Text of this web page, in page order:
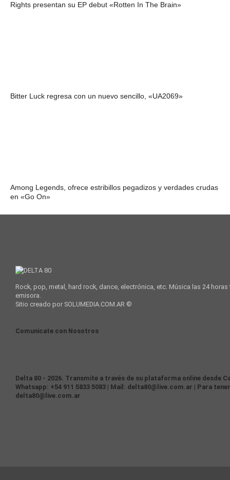
Rights presentan su EP debut «Rotten In The Brain»
Bitter Luck regresa con un nuevo sencillo, «UA2069»
Among Legends, ofrece estribillos pegadizos y verdades crudas
en «Go On»
Rock, pop, metal, hard rock, dance, electrónica, etc. Música las 24
emisora.
Sitio creado por SOLUMEDIA.COM.AR ©
Comunicate con Nosotros
Delta 80 - 2026. Transmite a través de su plataforma online desde
Whatsapp: +54 911 5833 5083 | Mail: delta80@live.com.ar | Para
delta80@live.com.ar